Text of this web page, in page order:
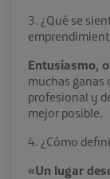
3. ¿Qué se
Entusiasmo,
muchas ganas
profesional y
mejor posible.
4. ¿Cómo
«Un lugar